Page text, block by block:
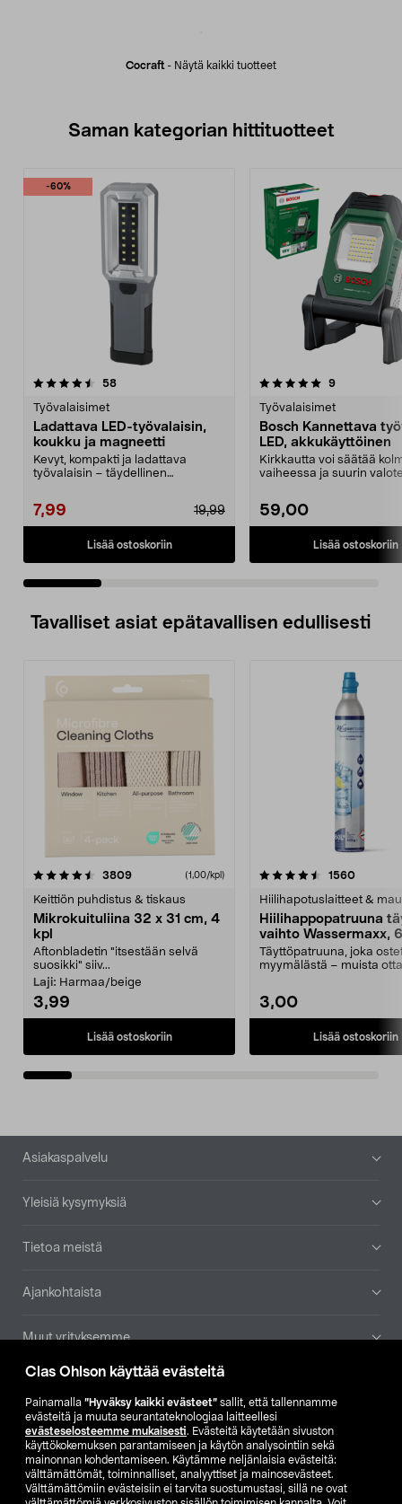
Clas Ohlson käyttää evästeitä
Painamalla ”Hyväksy kaikki evästeet” sallit, että tallennamme
evästeitä ja muuta seurantateknologiaa laitteellesi
evästeselosteemme mukaisesti. Evästeitä käytetään sivuston
käyttökokemuksen parantamiseen ja käytön analysointiin sekä
mainonnan kohdentamiseen. Käytämme neljänlaisia evästeitä:
välttämättömät, toiminnalliset, analyyttiset ja mainosevästeet.
Välttämättömiin evästeisiin ei tarvita suostumustasi, sillä ne ovat
Cocraft - Näytä kaikki tuotteet
Saman kategorian hittituotteet
-60%
58arvostelut
Työvalaisimet
Ladattava LED-työvalaisin,
koukku ja magneetti
Kevyt, kompakti ja ladattava
työvalaisin – täydellinen
7,99 19,99
Lisää ostoskoriin
5.0 viidestä
9arvostelut
Työvalaisimet
Bosch Kannettava
LED, akkukäyttöinen
Kirkkautta voi säätää
vaiheessa ja suurin
59,00
Lisää ostoskoriin
5.0 viidestä
Tavalliset asiat epätavallisen edullisesti
3809arvostelut (1,00/kpl)
Keittiön puhdistus & tiskaus
Mikrokuituliina 32 x 31 cm, 4
kpl
Aftonbladetin "itsestään selvä
suosikki" siiv...
Laji: Harmaa/beige
3,99
Lisää ostoskoriin
4.5viidestä
1560
Hiilihapotuslaitteet &
Hiilihappopatruuna
vaihto Wassermaxx,
Täyttöpatruuna, joka
myymälästä – muista
3,00
Lisää ostoskoriin
4.5viidestä
Alatunniste
Asiakaspalvelu
Yleisiä kysymyksiä
Tietoa meistä
Ajankohtaista
Muut yrityksemme
Etsi myymälä
SE NO FI
FI SV